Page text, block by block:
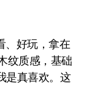
、好玩，拿在
纹质感，基础
是真喜欢。这